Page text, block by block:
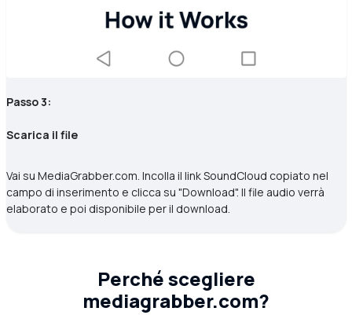
Passo 3:
Scarica il file
Vai su MediaGrabber.com. Incolla il link SoundCloud copiato nel
campo di inserimento e clicca su "Download". Il file audio verrà
elaborato e poi disponibile per il download.
Perché scegliere
mediagrabber.com?